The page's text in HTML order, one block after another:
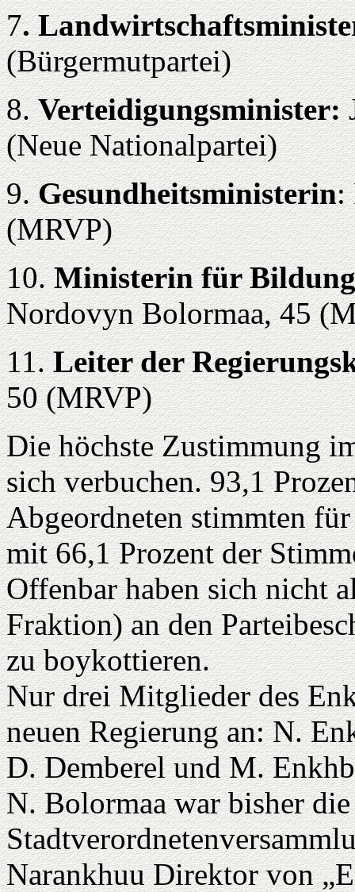
7.
(Bürgermutpartei)
8.Verteidigungsminister:
(Neue Nationalpartei)
9.Gesundheitsministerin:
(MRVP)
10.Ministerin für
Nordovyn Bolormaa, 45
11.Leiter der
50 (MRVP)
Die höchste Zustimmung
sich verbuchen. 93,1
Abgeordneten stimmten
mit 66,1 Prozent der
Offenbar haben sich nicht
Fraktion) an den
zu boykottieren.
Nur drei Mitglieder des
neuen Regierung an: N.
D. Demberel und M.
N. Bolormaa war bisher
Narankhuu Direktor von